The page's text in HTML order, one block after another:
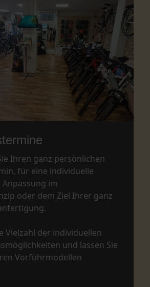
Ihren ganz persönlichen
für eine individuelle
im
oder dem Ziel Ihrer ganz
Vielzahl der individuellen
und lassen Sie
Vorführmodellen